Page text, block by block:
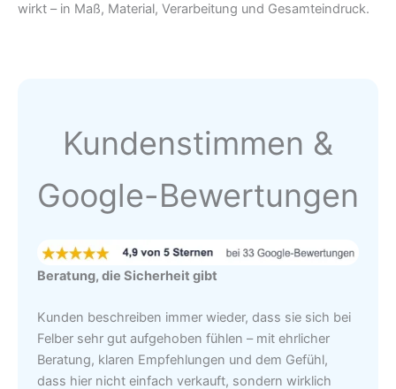
wirkt – in Maß, Material, Verarbeitung und Gesamteindruck.
Kundenstimmen &
Google-Bewertungen
Beratung, die Sicherheit gibt
Kunden beschreiben immer wieder, dass sie sich bei
Felber sehr gut aufgehoben fühlen – mit ehrlicher
Beratung, klaren Empfehlungen und dem Gefühl,
dass hier nicht einfach verkauft, sondern wirklich